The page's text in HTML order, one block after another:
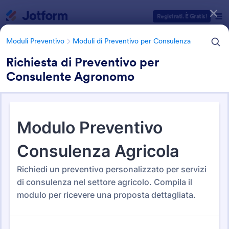
Registrati. È Gratis!
Moduli Preventivo Moduli di Preventivo per Consulenza
Richiesta di Preventivo per
Consulente Agronomo
Moduli di Preventivo per
Consulenza
3 Template
Categorie Template Moduli